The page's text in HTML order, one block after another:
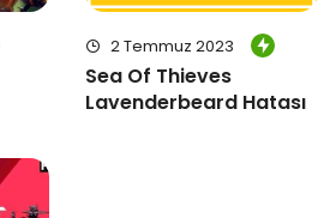
2 Temmuz 2023
Sea Of Thieves
Lavenderbeard Hatası